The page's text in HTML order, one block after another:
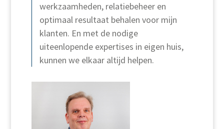
werkzaamheden, relatiebeheer en
optimaal resultaat behalen voor mijn
klanten. En met de nodige
uiteenlopende expertises in eigen huis,
kunnen we elkaar altijd helpen.